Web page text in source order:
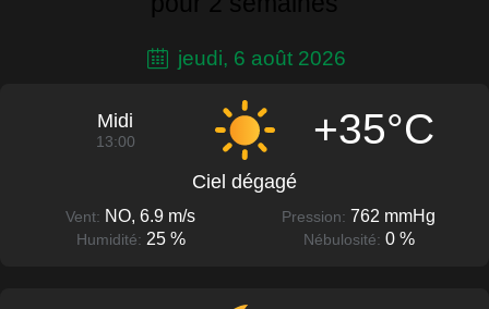
jeudi, 6 août 2026
Midi
13:00 +35°C
Ciel dégagé
Vent: NO, 6.9 m/s Pression: 762 mmHg
Humidité: 25 % Nébulosité: 0 %